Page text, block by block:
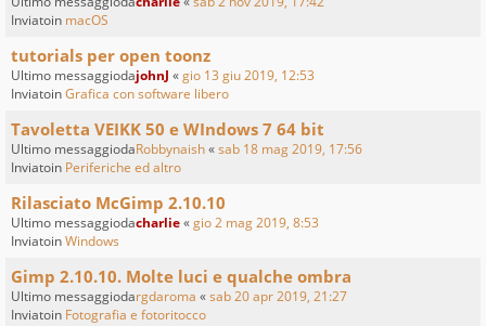
Inviatoin macOS
tutorials per open toonz
Ultimo messaggiodajohnJ «gio 13 giu 2019, 12:53
InviatoinGrafica con software libero
Tavoletta VEIKK 50 e WIndows 7 64 bit
Ultimo messaggiodaRobbynaish«sab 18 mag 2019, 17:56
Inviatoin Periferiche ed altro
Rilasciato McGimp 2.10.10
Ultimo messaggiodacharlie«gio 2 mag 2019, 8:53
InviatoinWindows
Gimp 2.10.10. Molte luci e qualche ombra
Ultimo messaggiodargdaroma «sab 20 apr 2019, 21:27
Inviatoin Fotografia e fotoritocco